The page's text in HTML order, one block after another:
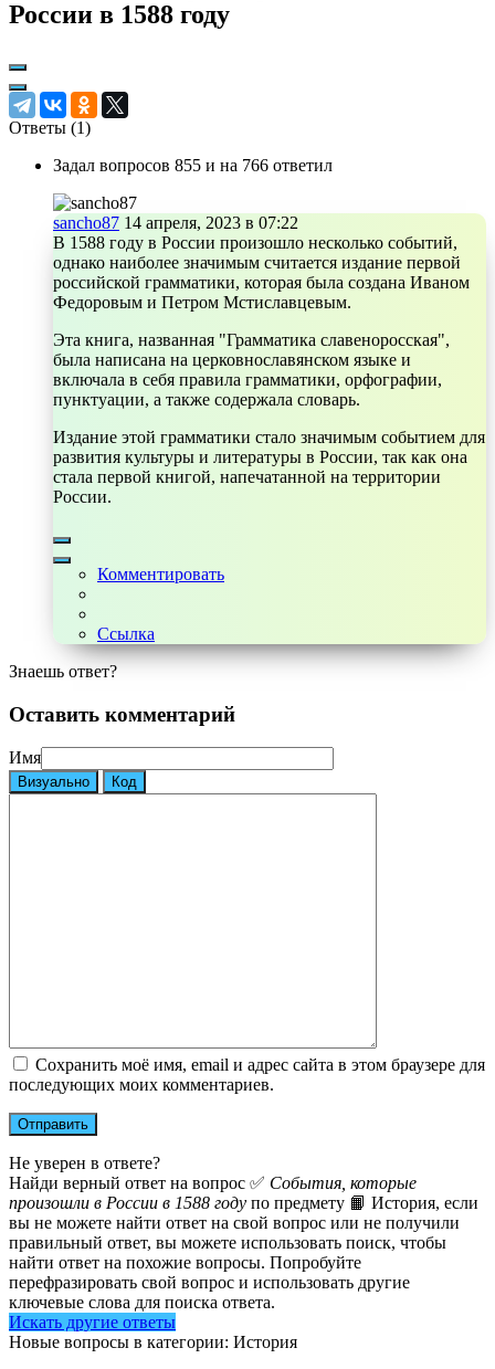
России в 1588 году
Ответы (1)
Задал вопросов 855 и на 766 ответил
sancho87 14 апреля, 2023 в 07:22
В 1588 году в России произошло несколько событий,
однако наиболее значимым считается издание первой
российской грамматики, которая была создана Иваном
Федоровым и Петром Мстиславцевым.
Эта книга, названная "Грамматика славеноросская",
была написана на церковнославянском языке и
включала в себя правила грамматики, орфографии,
пунктуации, а также содержала словарь.
Издание этой грамматики стало значимым событием для
развития культуры и литературы в России, так как она
стала первой книгой, напечатанной на территории
России.
Комментировать
Ссылка
Знаешь ответ?
Оставить комментарий
Имя
Визуально Код
Сохранить моё имя, email и адрес сайта в этом браузере для
последующих моих комментариев.
Не уверен в ответе?
Найди верный ответ на вопрос ✅ События, которые
произошли в России в 1588 году по предмету 📙 История, если
вы не можете найти ответ на свой вопрос или не получили
правильный ответ, вы можете использовать поиск, чтобы
найти ответ на похожие вопросы. Попробуйте
перефразировать свой вопрос и использовать другие
ключевые слова для поиска ответа.
Искать другие ответы
Новые вопросы в категории: История